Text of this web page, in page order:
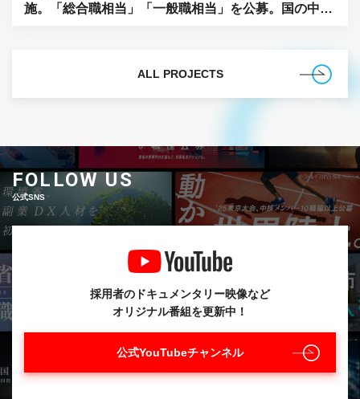
施。「総合職相当」「一般職相当」を公募。国の中枢
ALL PROJECTS
FOLLOW US
公式SNS
採用者のドキュメンタリー映像など
オリジナル番組を更新中！
公式YouTubeチャンネル